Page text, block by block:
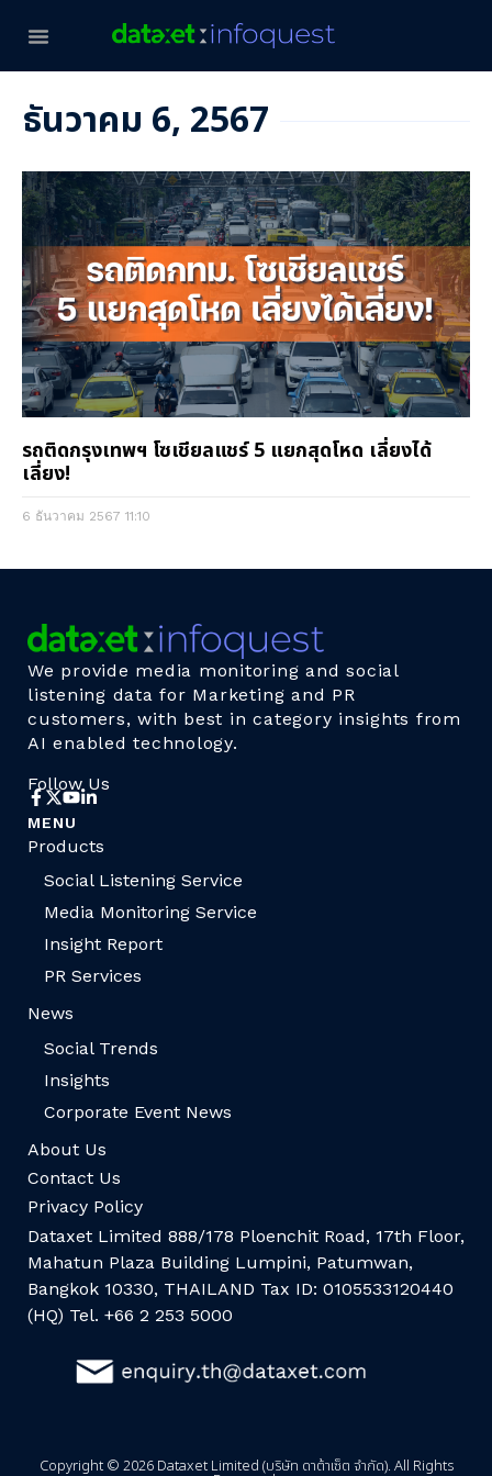
ธันวาคม 6, 2567
รถติดกรุงเทพฯ โซเชียลแชร์ 5 แยกสุดโหด เลี่ยงได้
เลี่ยง!
6 ธันวาคม 2567 11:10
We provide media monitoring and social
listening data for Marketing and PR
customers, with best in category insights from
AI enabled technology.
Follow Us
MENU
Products
Social Listening Service
Media Monitoring Service
Insight Report
PR Services
News
Social Trends
Insights
Corporate Event News
About Us
Contact Us
Privacy Policy
Dataxet Limited 888/178 Ploenchit Road, 17th Floor,
Mahatun Plaza Building Lumpini, Patumwan,
Bangkok 10330, THAILAND Tax ID: 0105533120440
(HQ) Tel. +66 2 253 5000
Copyright © 2026 Dataxet Limited (บริษัท ดาต้าเซ็ต จำกัด). All Rights